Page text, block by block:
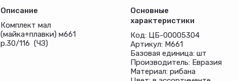
Описание
Комплект мал
(майка+плавки) м661
р.30/116 (ЧЗ)
Основные
характеристики
Код: ЦБ-00005304
Артикул: М661
Базовая единица: шт
Производитель: Евразия
Материал: рибана